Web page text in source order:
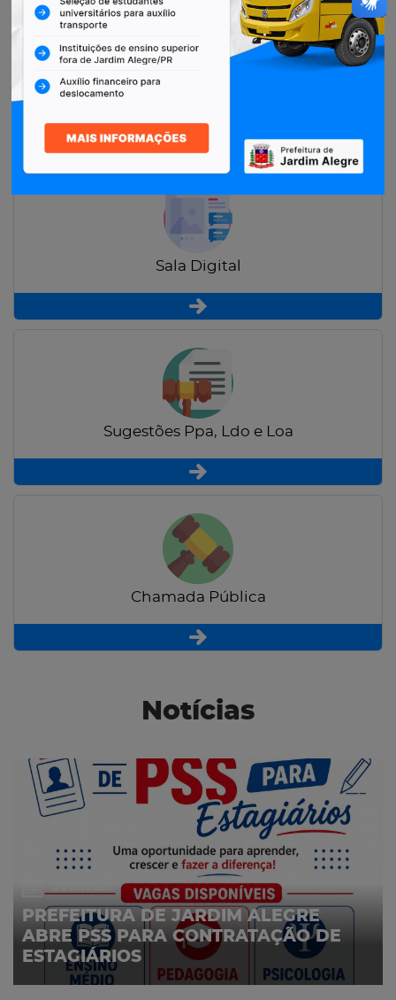
Restituição de Contribuintes
Sala Digital
Sugestões Ppa, Ldo e Loa
Chamada Pública
Notícias
PREFEITURA DE JARDIM ALEGRE
ABRE PSS PARA CONTRATAÇÃO DE
ESTAGIÁRIOS